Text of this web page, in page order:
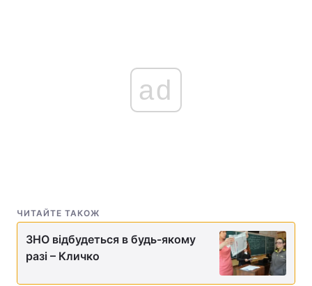
ad
ЧИТАЙТЕ ТАКОЖ
ЗНО відбудеться в будь-якому
разі – Кличко